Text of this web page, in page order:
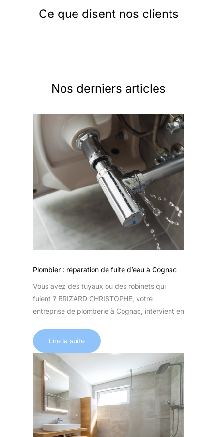
Ce que disent nos clients
Nos derniers articles
Plombier : réparation de fuite d’eau à Cognac
Vous avez des tuyaux ou des robinets qui
fuient ? BRIZARD CHRISTOPHE, votre
entreprise de plomberie à Cognac, intervient en
Lire la suite